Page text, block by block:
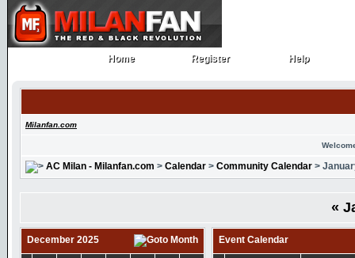
Home
Home Register
Register Help
Help
Milanfan.com
AC Milan - Milanfan.com > Calendar > Community Calendar >
«
December 2025 Event Calendar